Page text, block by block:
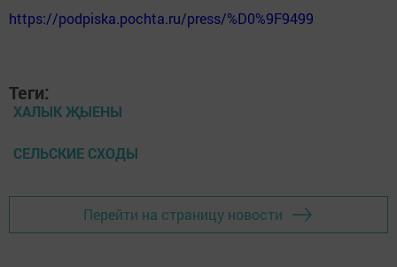
https://podpiska.pochta.ru/press/%D0%9F9499
Теги:
ХАЛЫК ҖЫЕНЫ
СЕЛЬСКИЕ СХОДЫ
Перейти на страницу новости